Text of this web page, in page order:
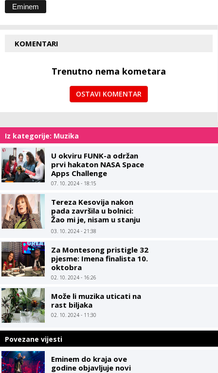
Eminem
KOMENTARI
Trenutno nema kometara
OSTAVI KOMENTAR
Iz kategorije: Muzika
U okviru FUNK-a održan
prvi hakaton NASA Space
Apps Challenge
07. 10. 2024 - 18:15
Tereza Kesovija nakon
pada završila u bolnici:
Žao mi je, nisam u stanju
objašnjavati šta mi se
03. 10. 2024 - 21:38
Za Montesong pristigle 32
pjesme: Imena finalista 10.
oktobra
02. 10. 2024 - 16:26
Može li muzika uticati na
rast biljaka
02. 10. 2024 - 11:30
Povezane vijesti
Eminem do kraja ove
godine objavljuje novi